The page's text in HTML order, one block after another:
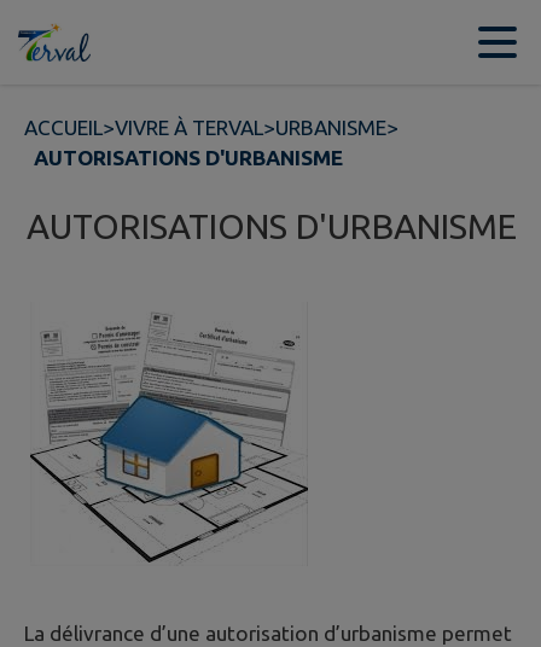
Contenu
ACCUEIL>VIVRE À TERVAL>URBANISME>
AUTORISATIONS D'URBANISME
AUTORISATIONS D'URBANISME
La délivrance d’une autorisation d’urbanisme permet